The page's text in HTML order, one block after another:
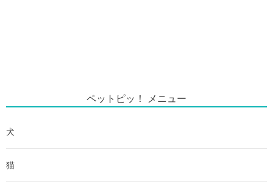
ペットピッ！ メニュー
犬
猫